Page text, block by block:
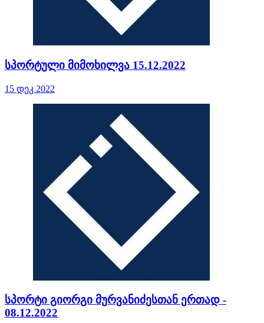
სპორტული მიმოხილვა 15.12.2022
15 დეკ 2022
სპორტი გიორგი მურვანიძესთან ერთად -
08.12.2022